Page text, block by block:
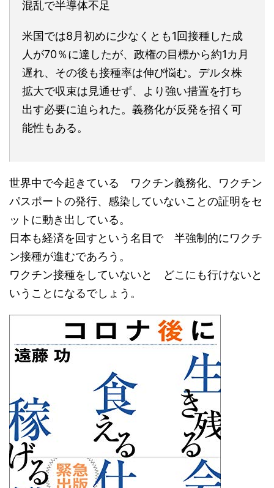
混乱で半導体不足
米国では8月初めに少なくとも1回接種した成
人が70％に達したが、政権の目標から約1カ月
遅れ、その後も接種率は伸び悩む。デルタ株
拡大で収束は見通せず、より強い措置を打ち
出す必要に迫られた。義務化が反発を招く可
能性もある。
世界中で今起きている ワクチン義務化、ワクチン
パスポートの発行、感染していないことの証明をセ
ットに動き出している。
日本も経済を回すという名目で 半強制的にワクチ
ン接種が進むであろう。
ワクチン接種をしていないと どこにも行けないと
いうことになるでしょう。